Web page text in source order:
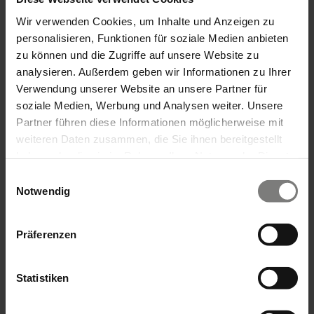
Wir verwenden Cookies, um Inhalte und Anzeigen zu
personalisieren, Funktionen für soziale Medien anbieten
zu können und die Zugriffe auf unsere Website zu
analysieren. Außerdem geben wir Informationen zu Ihrer
Verwendung unserer Website an unsere Partner für
soziale Medien, Werbung und Analysen weiter. Unsere
Partner führen diese Informationen möglicherweise mit
weiteren Daten zusammen, die Sie ihnen bereitgestellt
Notwendig
Präferenzen
Statistiken
Am Standort Ettlingen
Im stationären Hospiz Arista SÜD in Ettlingen
finden Menschen mit einer unheilbaren
Erkrankung einen geschützten Ort für ihre
letzte Lebensphase. Ein erfahrenes Team
begleitet sie mit medizinischer, pflegerischer
und menschlicher Zuwendung – individuell,
würdevoll und in ruhiger Atmosphäre.
einfühlsam unterstützt und in den